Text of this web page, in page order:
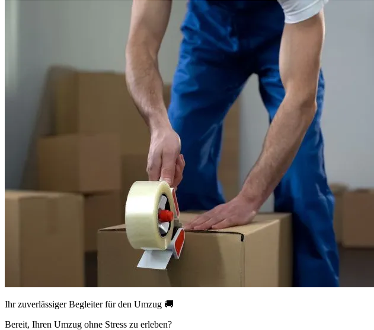
Ihr zuverlässiger Begleiter für den Umzug 🚚
Bereit, Ihren Umzug ohne Stress zu erleben?